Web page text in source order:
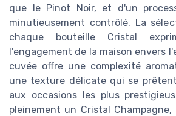
que le Pinot Noir, et d'un
minutieusement contrôlé. La
chaque bouteille Cristal
l'engagement de la maison envers
cuvée offre une complexité
une texture délicate qui se
aux occasions les plus
pleinement un Cristal